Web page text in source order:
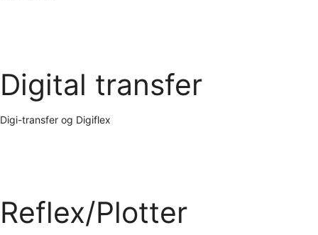
Digital transfer
Digi-transfer og Digiflex
Reflex/Plotter